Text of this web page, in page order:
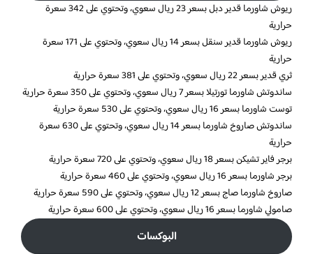
ريوش شاورما قدير دبل بسعر 23 ريال سعوي، وتحتوي على 342 سعرة
حرارية
ريوش شاورما قدير سنقل بسعر 14 ريال سعوي، وتحتوي على 171 سعرة
حرارية
ثري قدير بسعر 22 ريال سعوي، وتحتوي على 381 سعرة حرارية
ساندوتش شاورما تورتيلا بسعر 7 ريال سعوي، وتحتوي على 350 سعرة حرارية
توست شاورما بسعر 16 ريال سعوي، وتحتوي على 530 سعرة حرارية
ساندوتش صاروخ شاورما بسعر 14 ريال سعوي، وتحتوي على 630 سعرة
حرارية
برجر فاير تشيكن بسعر 18 ريال سعوي، وتحتوي على 720 سعرة حرارية
برجر شاورما بسعر 16 ريال سعوي، وتحتوي على 460 سعرة حرارية
صاروخ شاورما صاج بسعر 12 ريال سعوي، وتحتوي على 590 سعرة حرارية
صامولي شاورما بسعر 16 ريال سعوي، وتحتوي على 600 سعرة حرارية
البوكسات